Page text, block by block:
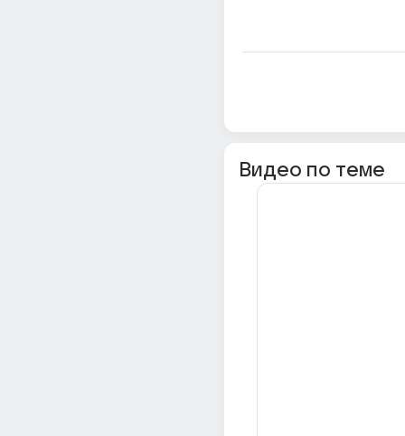
Видео по теме